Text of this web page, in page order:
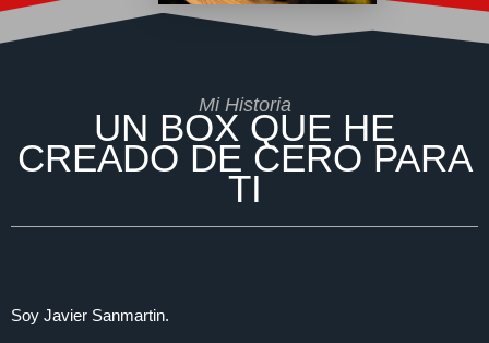
Mi Historia
UN BOX QUE HE
CREADO DE CERO PARA
TI
Soy Javier Sanmartin.